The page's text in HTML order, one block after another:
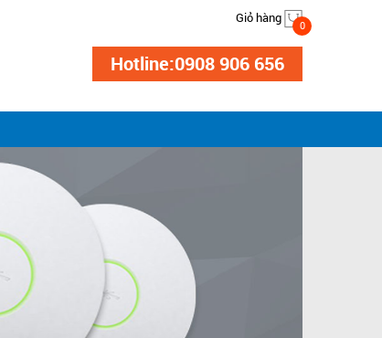
Giỏ hàng 0
Hotline:0908 906 656